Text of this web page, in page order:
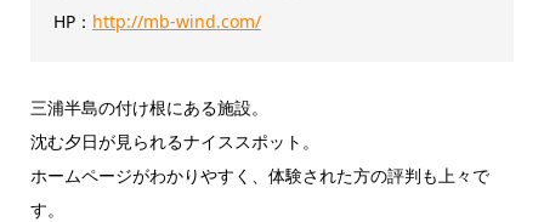
HP： http://mb-wind.com/
三浦半島の付け根にある施設。
沈む夕日が見られるナイススポット。
ホームページがわかりやすく、体験された方の評判も上々で
す。